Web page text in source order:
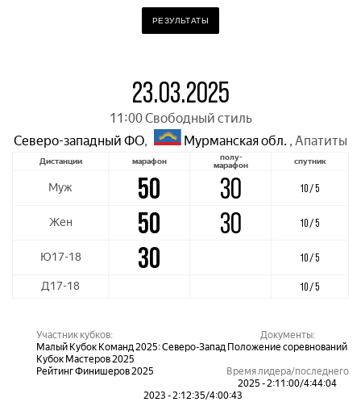
РЕЗУЛЬТАТЫ
23.03.2025
11:00 Свободный стиль
Северо-западный ФО, Мурманская обл. , Апатиты
Дистанции марафон полу-
марафон спутник
Муж 50 30 10 / 5
Жен 50 30 10 / 5
Ю17-18 30 10 / 5
Д17-18 10 / 5
Участник кубков:
Малый Кубок Команд 2025: Северо-Запад
Кубок Мастеров 2025
Рейтинг Финишеров 2025
Документы:
Положение соревнований
Время лидера/последнего
2025 - 2:11:00/4:44:04
2023 - 2:12:35/4:00:43